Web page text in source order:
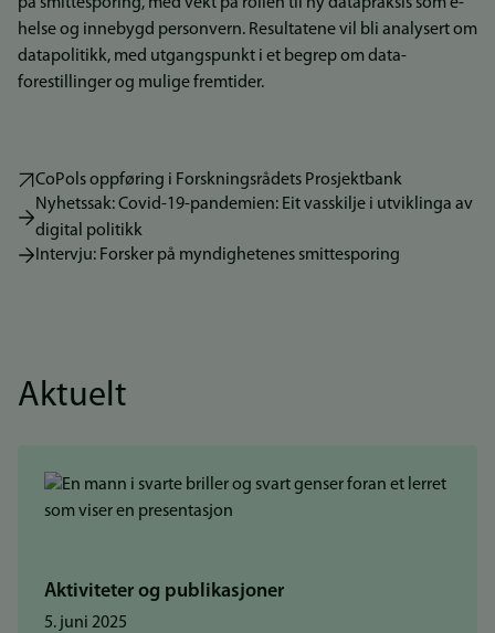
helse og innebygd personvern. Resultatene vil bli analysert om
datapolitikk, med utgangspunkt i et begrep om data-
forestillinger og mulige fremtider.
CoPols oppføring i Forskningsrådets Prosjektbank
Nyhetssak: Covid-19-pandemien: Eit vasskilje i utviklinga av
digital politikk
Intervju: Forsker på myndighetenes smittesporing
Aktuelt
Aktiviteter og publikasjoner
5. juni 2025